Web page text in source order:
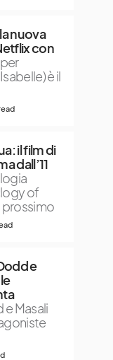
nuova
con
è il
il film di
dall’11
of
prossimo
e
e Masali